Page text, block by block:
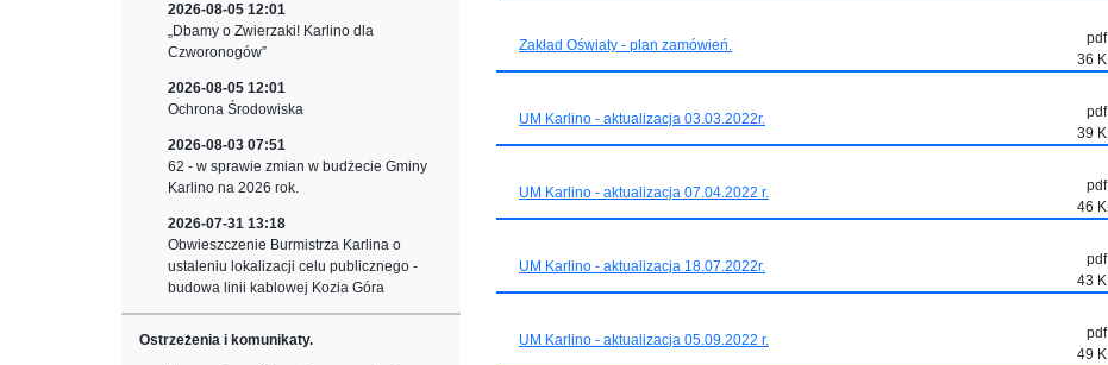
2026-08-05 12:01
„Dbamy o Zwierzaki! Karlino dla
Czworonogów”
2026-08-05 12:01
Ochrona Środowiska
2026-08-03 07:51
62 - w sprawie zmian w budżecie Gminy
Karlino na 2026 rok.
2026-07-31 13:18
Obwieszczenie Burmistrza Karlina o
ustaleniu lokalizacji celu publicznego -
budowa linii kablowej Kozia Góra
Ostrzeżenia i komunikaty.
Zakład Oświaty - plan zamówień.
pdf
36
UM Karlino - aktualizacja 03.03.2022r.
pdf
39
UM Karlino - aktualizacja 07.04.2022 r.
pdf
46
UM Karlino - aktualizacja 18.07.2022r.
pdf
43
UM Karlino - aktualizacja 05.09.2022 r.
pdf
49